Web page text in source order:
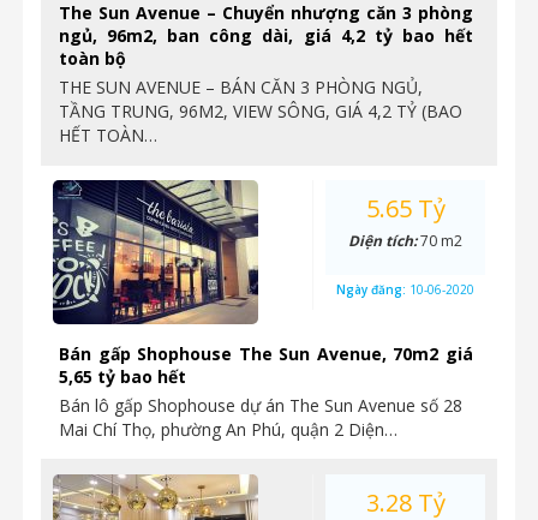
The Sun Avenue – Chuyển nhượng căn 3 phòng
ngủ, 96m2, ban công dài, giá 4,2 tỷ bao hết
toàn bộ
THE SUN AVENUE – BÁN CĂN 3 PHÒNG NGỦ,
TẦNG TRUNG, 96M2, VIEW SÔNG, GIÁ 4,2 TỶ (BAO
HẾT TOÀN…
Bán gấp Shophouse The Sun Avenue, 70m2 giá
5,65 tỷ bao hết
Bán lô gấp Shophouse dự án The Sun Avenue số 28
Mai Chí Thọ, phường An Phú, quận 2 Diện…
5.65 Tỷ
Diện tích:70 m2
Ngày đăng: 10-06-2020
3.28 Tỷ